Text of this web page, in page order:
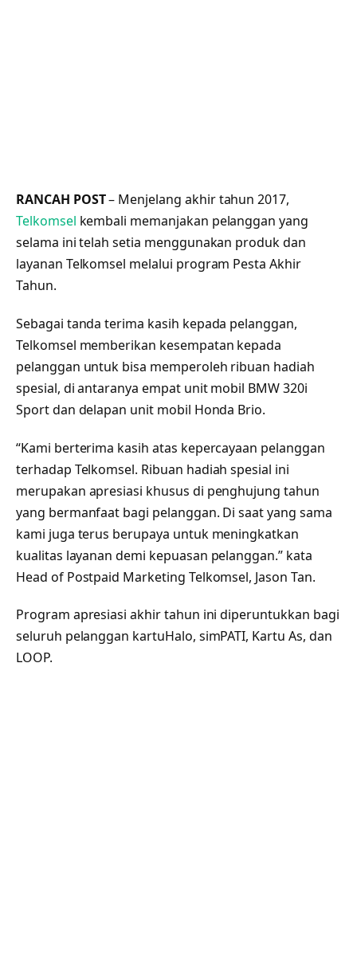
RANCAH POST– Menjelang akhir tahun 2017,
Telkomsel kembali memanjakan pelanggan yang
selama ini telah setia menggunakan produk dan
layanan Telkomsel melalui program Pesta Akhir
Tahun.
Sebagai tanda terima kasih kepada pelanggan,
Telkomsel memberikan kesempatan kepada
pelanggan untuk bisa memperoleh ribuan hadiah
spesial, di antaranya empat unit mobil BMW 320i
Sport dan delapan unit mobil Honda Brio.
“Kami berterima kasih atas kepercayaan pelanggan
terhadap Telkomsel. Ribuan hadiah spesial ini
merupakan apresiasi khusus di penghujung tahun
yang bermanfaat bagi pelanggan. Di saat yang sama
kami juga terus berupaya untuk meningkatkan
kualitas layanan demi kepuasan pelanggan.” kata
Head of Postpaid Marketing Telkomsel, Jason Tan.
Program apresiasi akhir tahun ini diperuntukkan bagi
seluruh pelanggan kartuHalo, simPATI, Kartu As, dan
LOOP.